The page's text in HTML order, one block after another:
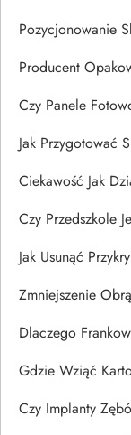
Pozycjonowanie
Producent
Czy Panele
Jak Przygotować
Ciekawość Jak
Czy Przedszkole
Jak Usunąć
Zmniejszenie
Dlaczego
Gdzie Wziąć
Czy Implanty